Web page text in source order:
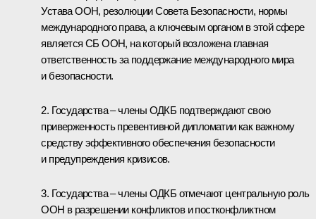
Устава ООН, резолюции Совета Безопасности, нормы
международного права, а ключевым органом в этой сфере
является СБ ООН, на который возложена главная
ответственность за поддержание международного мира
и безопасности.
2. Государства – члены ОДКБ подтверждают свою
приверженность превентивной дипломатии как важному
средству эффективного обеспечения безопасности
и предупреждения кризисов.
3. Государства – члены ОДКБ отмечают центральную роль
ООН в разрешении конфликтов и постконфликтном